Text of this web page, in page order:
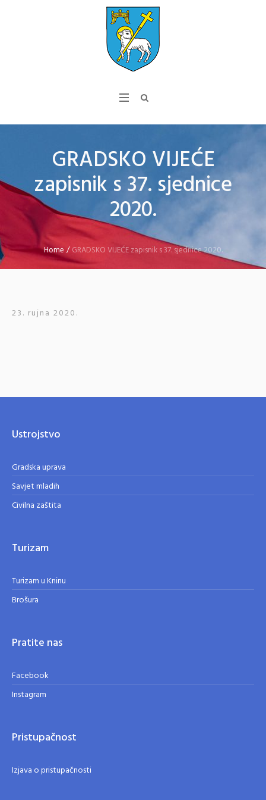
GRADSKO VIJEĆE
zapisnik s 37. sjednice
2020.
Home /GRADSKO VIJEĆE zapisnik s 37. sjednice 2020.
23. rujna 2020.
Ustrojstvo
Gradska uprava
Savjet mladih
Civilna zaštita
Turizam
Turizam u Kninu
Brošura
Pratite nas
Facebook
Instagram
Pristupačnost
Izjava o pristupačnosti